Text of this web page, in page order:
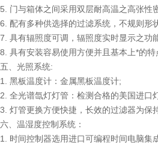
5. 门与箱体之间采用双层耐高温之高张
6. 配有多种供选择的过滤系统，不规则形
7. 具有辐照度可调，辐照度实时显示之功
8. 具有安装容易使用方便并且基本上*的特
五、光照系统:
1. 黑板温度计：金属黑板温度计;
2. 全光谱氙灯灯管：检测合格的美国进
3. 灯管更换方便快捷，长效的过滤器为保
六、温湿度控制系统：
1. 时间控制器选用进口可编程时间电脑集